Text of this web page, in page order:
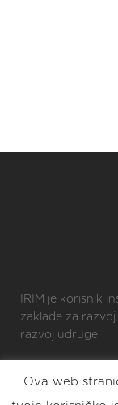
IRIM je korisnik
zaklade za
razvoj udruge.
Ova web